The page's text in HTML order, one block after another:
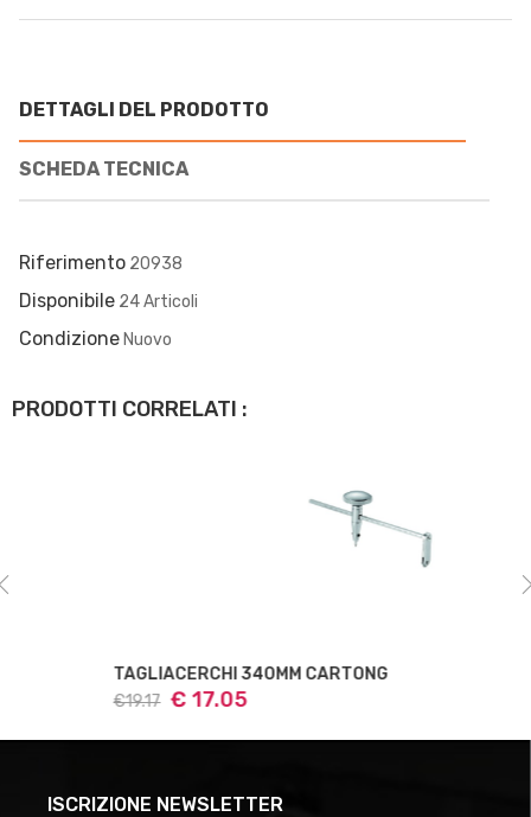
DETTAGLI DEL PRODOTTO
SCHEDA TECNICA
Riferimento 20938
Disponibile 24 Articoli
Condizione Nuovo
PRODOTTI CORRELATI :
TAGLIACERCHI 340MM CARTONG
€ 17.05
ISCRIZIONE NEWSLETTER